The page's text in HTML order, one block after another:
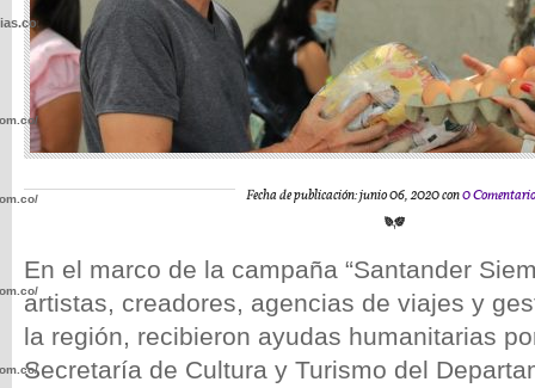
Fecha de publicación: junio 06, 2020 con0
En el marco de la campaña “Santander
artistas, creadores, agencias de viajes y
la región, recibieron ayudas humanitarias
Secretaría de Cultura y Turismo del
wp-
wp-
wp-
wp-
wp-